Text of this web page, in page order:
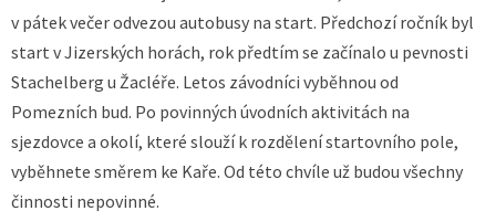
v pátek večer odvezou autobusy na start. Předchozí ročník byl
start v Jizerských horách, rok předtím se začínalo u pevnosti
Stachelberg u Žacléře. Letos závodníci vyběhnou od
Pomezních bud. Po povinných úvodních aktivitách na
sjezdovce a okolí, které slouží k rozdělení startovního pole,
vyběhnete směrem ke Kaře. Od této chvíle už budou všechny
činnosti nepovinné.